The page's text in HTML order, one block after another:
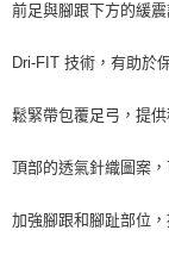
前足與腳跟下方的緩
Dri-FIT 技術，有助於
鬆緊帶包覆足弓，提供
頂部的透氣針織圖案，
加強腳跟和腳趾部位，